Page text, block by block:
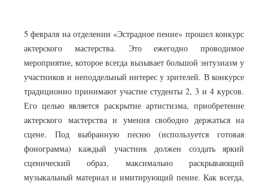
5 февраля на отделении «Эстрадное пение» прошел конкурс
актерского мастерства. Это ежегодно проводимое
мероприятие, которое всегда вызывает большой энтузиазм у
участников и неподдельный интерес у зрителей. В конкурсе
традиционно принимают участие студенты 2, 3 и 4 курсов.
Его целью является раскрытие артистизма, приобретение
актерского мастерства и умения свободно держаться на
сцене. Под выбранную песню (используется готовая
фонограмма) каждый участник должен создать яркий
сценический образ, максимально раскрывающий
музыкальный материал и имитирующий пение. Как всегда,